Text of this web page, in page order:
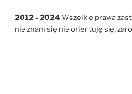
2012 - 2024 Wszelkie prawa
nie znam się nie orientuję się,